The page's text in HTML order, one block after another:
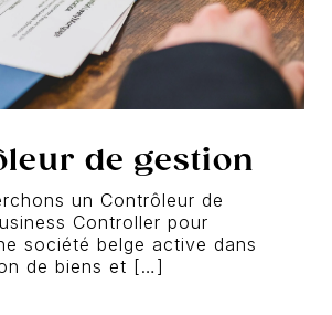
de gestion
un Contrôleur de
Controller pour
société belge active dans
de biens et […]